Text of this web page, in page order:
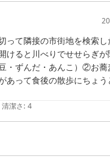
って隣接の市街地を検索
けると川べりでせせらぎが
・ずんだ・あんこ）②お蕎
あって食後の散歩にちょ
清潔さ: 4